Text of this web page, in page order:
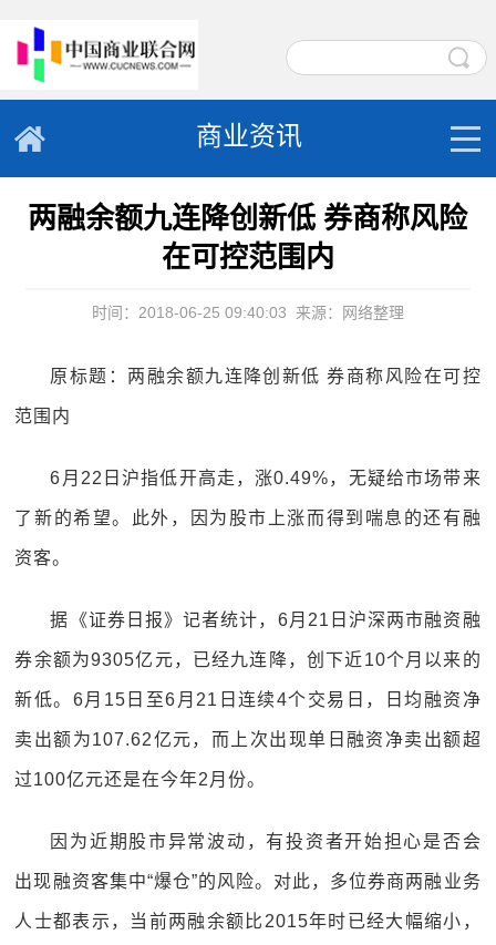
商业资讯
两融余额九连降创新低 券商称风险
在可控范围内
时间：2018-06-25 09:40:03 来源：网络整理
原标题：两融余额九连降创新低 券商称风险在可控
范围内
6月22日沪指低开高走，涨0.49%，无疑给市场带来
了新的希望。此外，因为股市上涨而得到喘息的还有融
资客。
据《证券日报》记者统计，6月21日沪深两市融资融
券余额为9305亿元，已经九连降，创下近10个月以来的
新低。6月15日至6月21日连续4个交易日，日均融资净
卖出额为107.62亿元，而上次出现单日融资净卖出额超
过100亿元还是在今年2月份。
因为近期股市异常波动，有投资者开始担心是否会
出现融资客集中“爆仓”的风险。对此，多位券商两融业务
人士都表示，当前两融余额比2015年时已经大幅缩小，